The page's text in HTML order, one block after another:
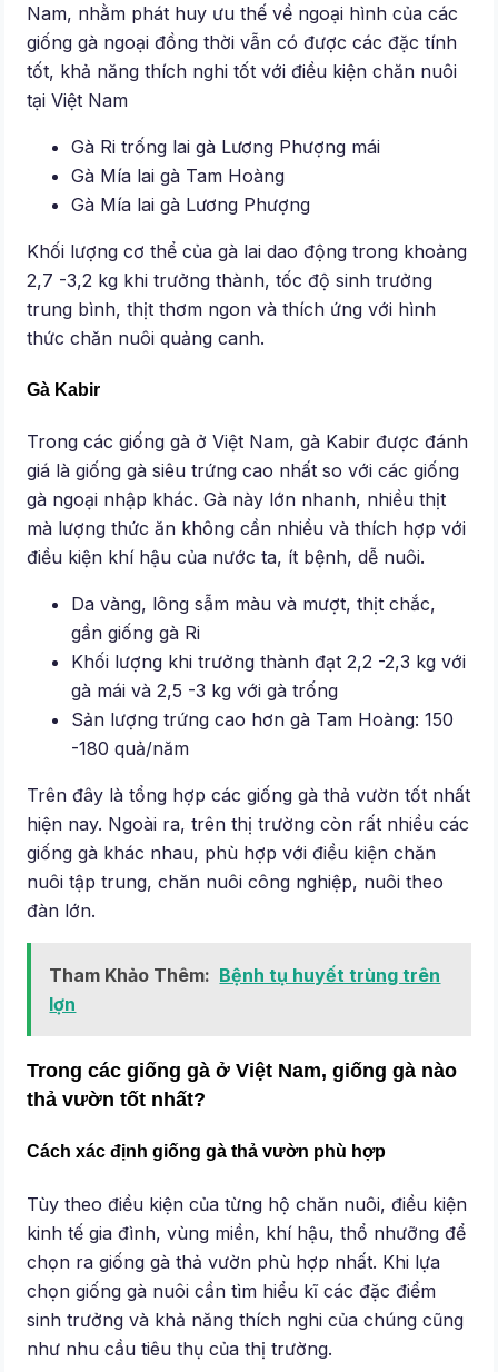
Nam, nhằm phát huy ưu thế về ngoại hình của các
giống gà ngoại đồng thời vẫn có được các đặc tính
tốt, khả năng thích nghi tốt với điều kiện chăn nuôi
tại Việt Nam
Gà Ri trống lai gà Lương Phượng mái
Gà Mía lai gà Tam Hoàng
Gà Mía lai gà Lương Phượng
Khối lượng cơ thể của gà lai dao động trong khoảng
2,7 -3,2 kg khi trưởng thành, tốc độ sinh trưởng
trung bình, thịt thơm ngon và thích ứng với hình
thức chăn nuôi quảng canh.
Gà Kabir
Trong các giống gà ở Việt Nam, gà Kabir được đánh
giá là giống gà siêu trứng cao nhất so với các giống
gà ngoại nhập khác. Gà này lớn nhanh, nhiều thịt
mà lượng thức ăn không cần nhiều và thích hợp với
điều kiện khí hậu của nước ta, ít bệnh, dễ nuôi.
Da vàng, lông sẫm màu và mượt, thịt chắc,
gần giống gà Ri
Khối lượng khi trưởng thành đạt 2,2 -2,3 kg với
gà mái và 2,5 -3 kg với gà trống
Sản lượng trứng cao hơn gà Tam Hoàng: 150
-180 quả/năm
Trên đây là tổng hợp các giống gà thả vườn tốt nhất
hiện nay. Ngoài ra, trên thị trường còn rất nhiều các
giống gà khác nhau, phù hợp với điều kiện chăn
nuôi tập trung, chăn nuôi công nghiệp, nuôi theo
đàn lớn.
Tham Khảo Thêm: Bệnh tụ huyết trùng trên
lợn
Trong các giống gà ở Việt Nam, giống gà nào
thả vườn tốt nhất?
Cách xác định giống gà thả vườn phù hợp
Tùy theo điều kiện của từng hộ chăn nuôi, điều kiện
kinh tế gia đình, vùng miền, khí hậu, thổ nhưỡng để
chọn ra giống gà thả vườn phù hợp nhất. Khi lựa
chọn giống gà nuôi cần tìm hiểu kĩ các đặc điểm
sinh trưởng và khả năng thích nghi của chúng cũng
như nhu cầu tiêu thụ của thị trường.